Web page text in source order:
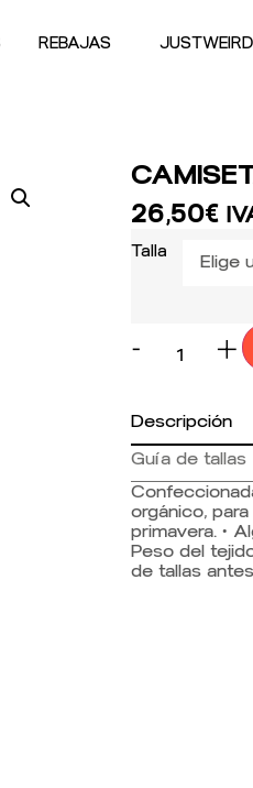
REBAJAS
26,50€
Talla
- +
Descripción
Guía de tallas
orgánico,
primavera. •
Peso del
de tallas